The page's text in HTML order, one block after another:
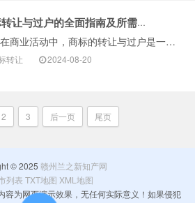
商标转让与过户的全面指南及所需材料清单
在商业活动中，商标的转让与过户是一项重要且需谨慎处理的法律事务。这一过程不仅关乎品牌的延续与发展，还涉及双方权益的明确与保护。以下是构卓企服就商标···
转让 2024-08-20
2 3 后一页 尾页
© 2025 赣州兰之新知产网
列表 TXT地图 XML地图
容为网页演示效果，无任何实际意义！如果侵犯